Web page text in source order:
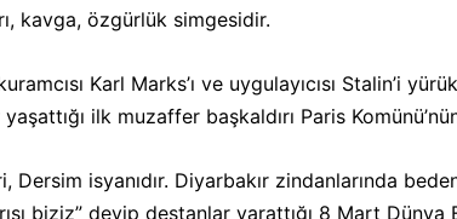
kavga, özgürlük simgesidir.
Karl Marks’ı ve uygulayıcısı Stalin’i
ilk muzaffer başkaldırı Paris
isyanıdır. Diyarbakır zindanlarında
biziz” deyip destanlar yarattığı 8 Mart Dünya